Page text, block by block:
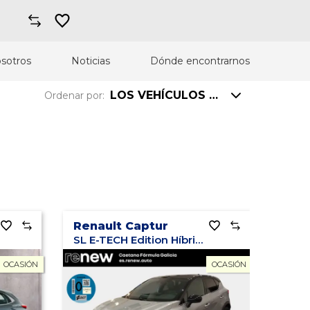
Noticias Dónde encontrarnos
Ordenar por: LOS VEHÍCULOS MÁS VISTOS
Km: menor a mayor
Año: mayor a menor
Año: menor a mayor
OCASIÓN
Renault Captur
SL E-TECH Edition Híbrido enchuf. 160cv
OCASIÓN